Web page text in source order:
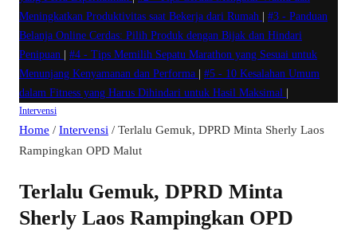
Meningkatkan Produktivitas saat Bekerja dari Rumah
#3 - Panduan
Belanja Online Cerdas: Pilih Produk dengan Bijak dan Hindari
Penipuan
#4 - Tips Memilih Sepatu Marathon yang Sesuai untuk
Menunjang Kenyamanan dan Performa
#5 - 10 Kesalahan Umum
dalam Fitness yang Harus Dihindari untuk Hasil Maksimal
Intervensi
Home / Intervensi / Terlalu Gemuk, DPRD Minta Sherly Laos
Rampingkan OPD Malut
Terlalu Gemuk, DPRD Minta
Sherly Laos Rampingkan OPD